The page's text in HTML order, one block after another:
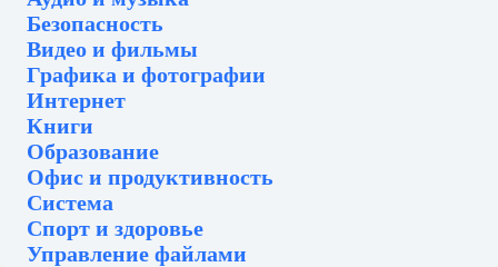
Безопасность
Видео и фильмы
Графика и фотографии
Интернет
Книги
Образование
Офис и продуктивность
Система
Спорт и здоровье
Управление файлами